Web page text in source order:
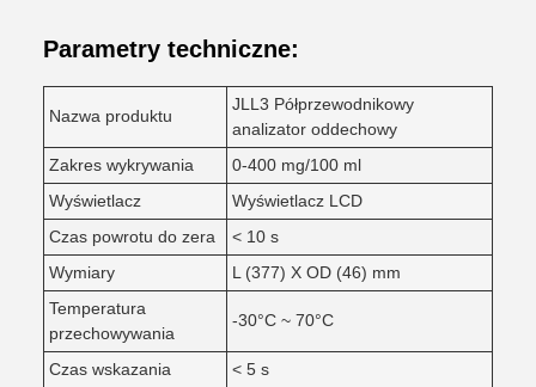
Parametry techniczne:
Nazwa produktu
JLL3 Półprzewodnikowy
analizator oddechowy
Zakres wykrywania
0-400 mg/100 ml
Wyświetlacz
Wyświetlacz LCD
Czas powrotu do zera
< 10 s
Wymiary
L (377) X OD (46) mm
Temperatura
przechowywania
-30°C ~ 70°C
Czas wskazania < 5 s